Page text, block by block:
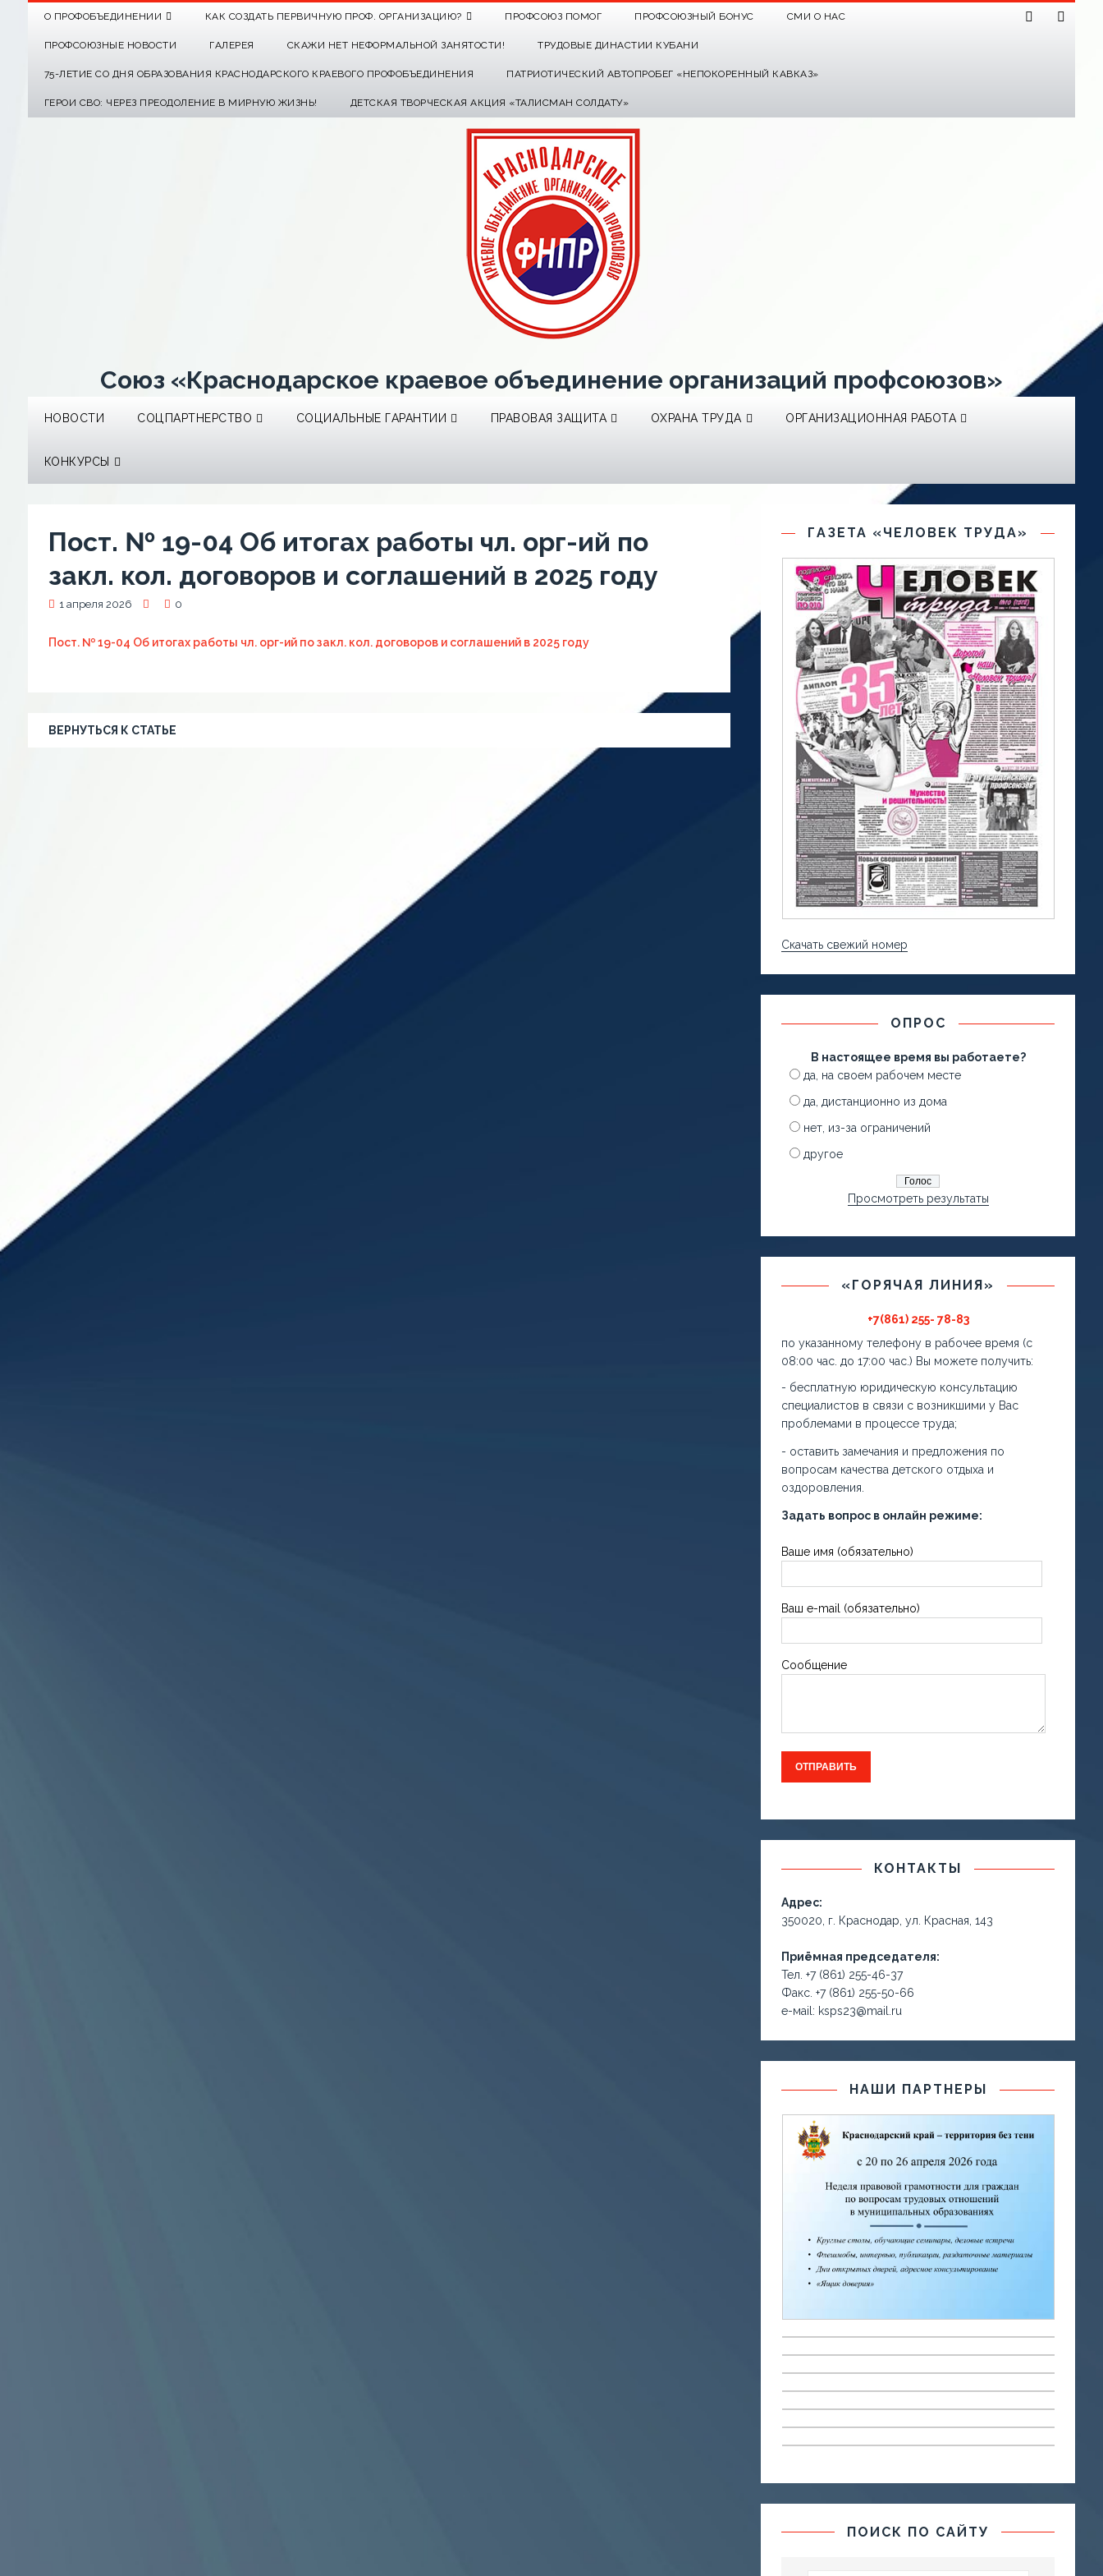
О ПРОФОБЪЕДИНЕНИИ КАК СОЗДАТЬ ПЕРВИЧНУЮ ПРОФ. ОРГАНИЗАЦИЮ? ПРОФСОЮЗ ПОМОГ ПРОФСОЮЗНЫЙ БОНУС СМИ О НАС
ПРОФСОЮЗНЫЕ НОВОСТИ ГАЛЕРЕЯ СКАЖИ НЕТ НЕФОРМАЛЬНОЙ ЗАНЯТОСТИ! ТРУДОВЫЕ ДИНАСТИИ КУБАНИ
75-ЛЕТИЕ СО ДНЯ ОБРАЗОВАНИЯ КРАСНОДАРСКОГО КРАЕВОГО ПРОФОБЪЕДИНЕНИЯ ПАТРИОТИЧЕСКИЙ АВТОПРОБЕГ «НЕПОКОРЕННЫЙ КАВКАЗ»
ГЕРОИ СВО: ЧЕРЕЗ ПРЕОДОЛЕНИЕ В МИРНУЮ ЖИЗНЬ! ДЕТСКАЯ ТВОРЧЕСКАЯ АКЦИЯ «ТАЛИСМАН СОЛДАТУ»
Союз «Краснодарское краевое объединение организаций профсоюзов»
НОВОСТИ СОЦПАРТНЕРСТВО СОЦИАЛЬНЫЕ ГАРАНТИИ ПРАВОВАЯ ЗАЩИТА ОХРАНА ТРУДА ОРГАНИЗАЦИОННАЯ РАБОТА
КОНКУРСЫ
Пост. № 19-04 Об итогах работы чл. орг-ий по
закл. кол. договоров и соглашений в 2025 году
1 апреля 2026 0
Пост. № 19-04 Об итогах работы чл. орг-ий по закл. кол. договоров и соглашений в 2025 году
ВЕРНУТЬСЯ К СТАТЬЕ
ГАЗЕТА «ЧЕЛОВЕК ТРУДА»
Скачать свежий номер
ОПРОС
В настоящее время вы работаете?
да, на своем рабочем месте
да, дистанционно из дома
нет, из-за ограничений
другое
Просмотреть результаты
«ГОРЯЧАЯ ЛИНИЯ»
+7(861) 255- 78-83
по указанному телефону в рабочее время (с
08:00 час. до 17:00 час.) Вы можете получить:
- бесплатную юридическую консультацию
специалистов в связи с возникшими у Вас
проблемами в процессе труда;
- оставить замечания и предложения по
вопросам качества детского отдыха и
оздоровления.
Задать вопрос в онлайн режиме:
Ваше имя (обязательно)
Ваш e-mail (обязательно)
Сообщение
КОНТАКТЫ
Адрес:
350020, г. Краснодар, ул. Красная, 143
Приёмная председателя:
Тел. +7 (861) 255-46-37
Факс. +7 (861) 255-50-66
е-маil: ksps23@mail.ru
НАШИ ПАРТНЕРЫ
ПОИСК ПО САЙТУ